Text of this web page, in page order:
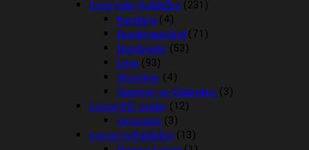
Liner/seler/halsbånd (231)
Bandana (4)
Hundehalsbånd (71)
Hundeseler (53)
Liner (93)
Showliner (4)
Sporliner og Opbinding (3)
Loppe/flåt midler (12)
Vetocanis (3)
Lygter/lyshalsbånd (13)